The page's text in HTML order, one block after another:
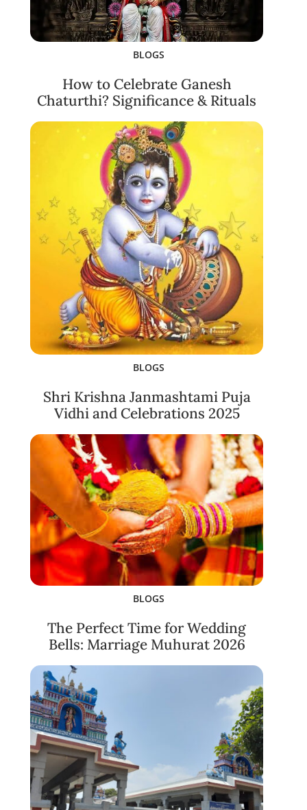
BLOGS
How to Celebrate Ganesh
Chaturthi? Significance & Rituals
BLOGS
Shri Krishna Janmashtami Puja
Vidhi and Celebrations 2025
BLOGS
The Perfect Time for Wedding
Bells: Marriage Muhurat 2026